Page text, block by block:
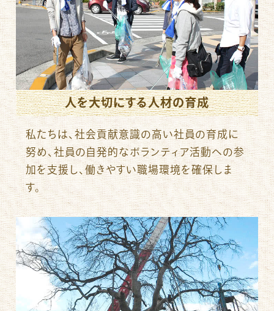
人を大切にする人材の育成
私たちは、社会貢献意識の高い社員の育成に
努め、社員の自発的なボランティア活動への参
加を支援し、働きやすい職場環境を確保しま
す。